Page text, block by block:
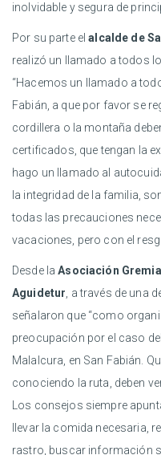
inolvidable y segura de
Por su parte elalcalde de
realizó un llamado a todos
“Hacemos un llamado a
Fabián, a que por favor se
cordillera o la montaña
certificados, que tengan la
hago un llamado al
la integridad de la familia,
todas las precauciones
vacaciones, pero con el
Desde laAsociación
Aguidetur , a través de una
señalaron que “como
preocupación por el caso
Malalcura, en San Fabián.
conociendo la ruta, deben
Los consejos siempre
llevar la comida necesaria,
rastro, buscar información